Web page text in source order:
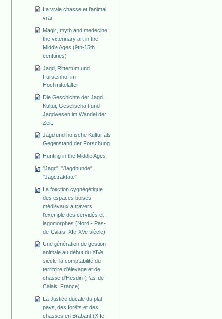
La vraie chasse et l'animal
vrai
Magic, myth and medecine:
the veterinary art in the
Middle Ages (9th-15th
centuries)
Jagd, Rittertum und
Fürstenhof im
Hochmittelalter
Die Geschichte der Jagd.
Kultur, Gesellschaft und
Jagdwesen im Wandel der
Zeit.
Jagd und höfische Kultur als
Gegenstand der Forschung
Hunting in the Middle Ages
"Jagd", "Jagdhunde",
"Jagdtraktate"
La fonction cygnégétique
des espaces boisés
médiévaux à travers
l'exemple des cervidés et
lagomorphes (Nord - Pas-
de-Calais, XIe-XVe siècle)
Une génération de gestion
animale au début du XIVe
siècle: la comptabilité du
territoire d'élevage et de
chasse d'Hesdin (Pas-de-
Calais, France)
La Justice ducale du plat
pays, des forêts et des
chasses en Brabant (XIIe-